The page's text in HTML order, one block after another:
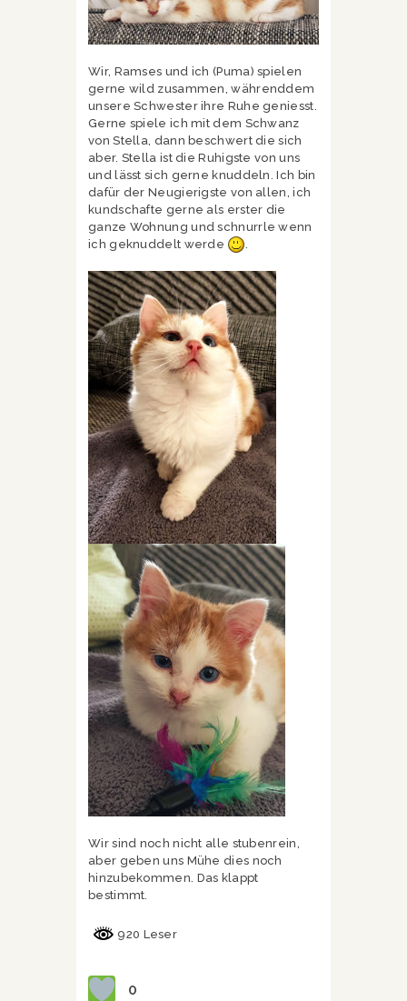
Wir, Ramses und ich (Puma) spielen
gerne wild zusammen, währenddem
unsere Schwester ihre Ruhe geniesst.
Gerne spiele ich mit dem Schwanz
von Stella, dann beschwert die sich
aber. Stella ist die Ruhigste von uns
und lässt sich gerne knuddeln. Ich bin
dafür der Neugierigste von allen, ich
kundschafte gerne als erster die
ganze Wohnung und schnurrle wenn
ich geknuddelt werde
Wir sind noch nicht alle stubenrein,
aber geben uns Mühe dies noch
hinzubekommen. Das klappt
bestimmt.
920 Leser
0